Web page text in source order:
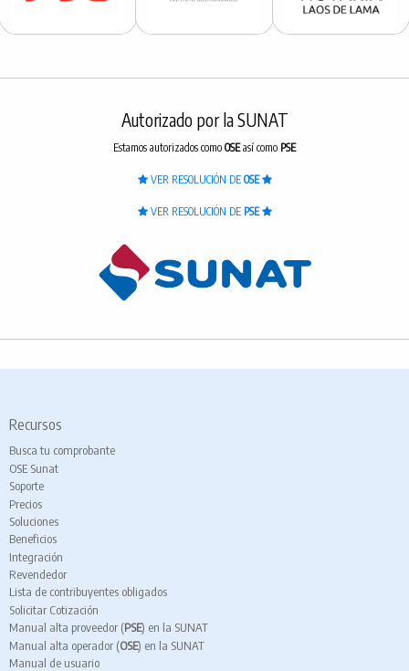
Autorizado por la SUNAT
Estamos autorizados como OSEasí como PSE
VER RESOLUCIÓN DE OSE
VER RESOLUCIÓN DE PSE
Recursos
Busca tu comprobante
OSE Sunat
Soporte
Precios
Soluciones
Beneficios
Integración
Revendedor
Lista de contribuyentes obligados
Solicitar Cotización
Manual alta proveedor (PSE) en la SUNAT
Manual alta operador (OSE) en la SUNAT
Manual de usuario